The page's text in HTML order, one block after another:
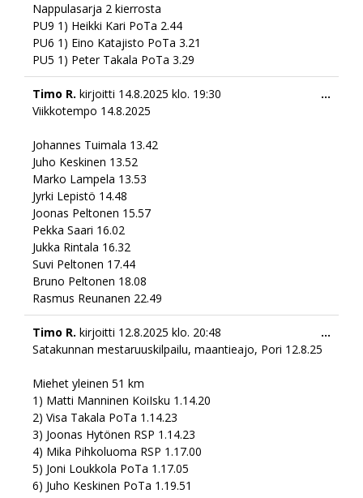
Nappulasarja 2 kierrosta
PU9 1) Heikki Kari PoTa 2.44
PU6 1) Eino Katajisto PoTa 3.21
PU5 1) Peter Takala PoTa 3.29
Timo R. kirjoitti 14.8.2025 klo. 19:30
Viikkotempo 14.8.2025
Johannes Tuimala 13.42
Juho Keskinen 13.52
Marko Lampela 13.53
Jyrki Lepistö 14.48
Joonas Peltonen 15.57
Pekka Saari 16.02
Jukka Rintala 16.32
Suvi Peltonen 17.44
Bruno Peltonen 18.08
Rasmus Reunanen 22.49
...
Timo R. kirjoitti 12.8.2025 klo. 20:48
Satakunnan mestaruuskilpailu, maantieajo, Pori 12.8.25
Miehet yleinen 51 km
1) Matti Manninen KoiIsku 1.14.20
2) Visa Takala PoTa 1.14.23
3) Joonas Hytönen RSP 1.14.23
4) Mika Pihkoluoma RSP 1.17.00
5) Joni Loukkola PoTa 1.17.05
6) Juho Keskinen PoTa 1.19.51
...